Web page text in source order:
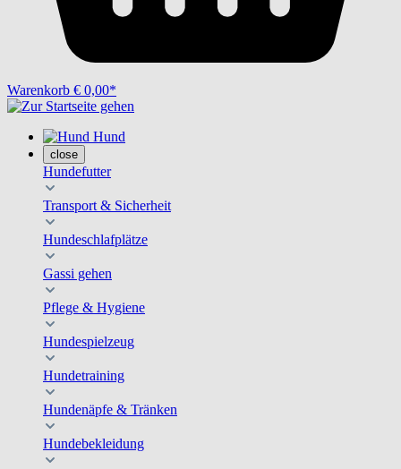
Warenkorb € 0,00*
Hund
close
Hundefutter
Transport & Sicherheit
Hundeschlafplätze
Gassi gehen
Pflege & Hygiene
Hundespielzeug
Hundetraining
Hundenäpfe & Tränken
Hundebekleidung